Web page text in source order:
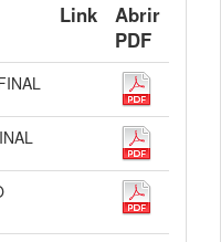
Link
Abrir
PDF